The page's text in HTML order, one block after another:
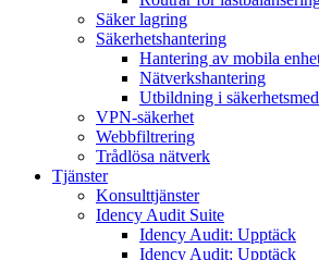
Säker lagring
Säkerhetshantering
Hantering av mobila
Nätverkshantering
Utbildning i
VPN-säkerhet
Webbfiltrering
Trådlösa nätverk
Tjänster
Konsulttjänster
Idency Audit Suite
Idency Audit: Upptäck
Idency Audit: Upptäck